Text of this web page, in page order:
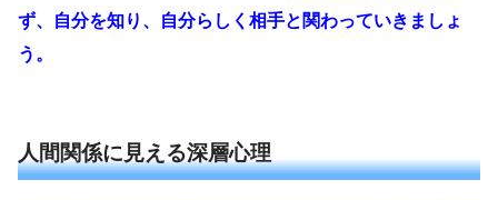
ず、自分を知り、
自分らしく 相手と関わっていきましょ
う 。
人間関係に見える深層心理